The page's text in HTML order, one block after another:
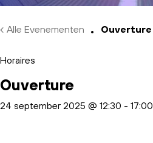
Alle Evenementen Ouverture
Horaires
Ouverture
24 september 2025 @ 12:30 - 17:00